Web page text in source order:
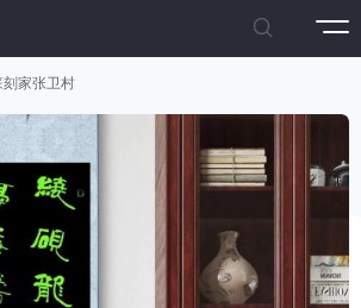

家张卫村